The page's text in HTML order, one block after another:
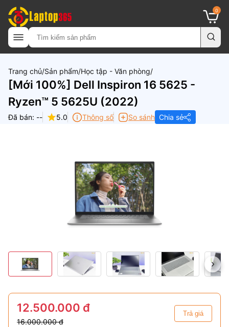
0
Trang chủ Sản phẩm Học tập - Văn phòng
[Mới 100%] Dell Inspiron 16 5625 -
Ryzen™ 5 5625U (2022)
Đã bán: -- 5.0 Thông số So sánh Chia sẻ
12.500.000 đ
16.000.000 đ
Trả giá